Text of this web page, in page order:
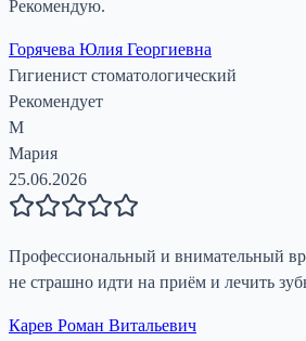
Рекомендую.
Горячева Юлия Георгиевна
Гигиенист стоматологический
Рекомендует
М
Мария
25.06.2026
Профессиональный и внимательный
не страшно идти на приём и лечить
Карев Роман Витальевич